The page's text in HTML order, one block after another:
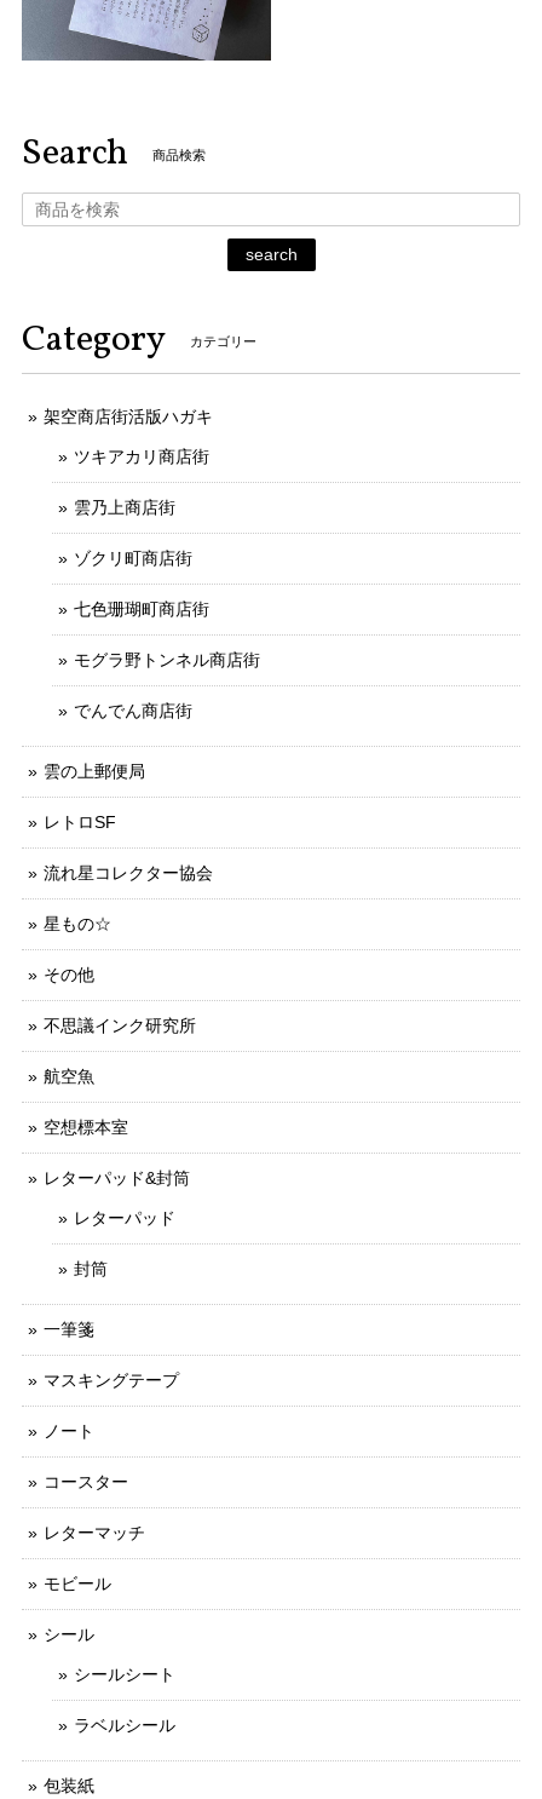
Search 商品検索
search
Category カテゴリー
架空商店街活版ハガキ
ツキアカリ商店街
雲乃上商店街
ゾクリ町商店街
七色珊瑚町商店街
モグラ野トンネル商店街
でんでん商店街
雲の上郵便局
レトロSF
流れ星コレクター協会
星もの☆
その他
不思議インク研究所
航空魚
空想標本室
レターパッド&封筒
レターパッド
封筒
一筆箋
マスキングテープ
ノート
コースター
レターマッチ
モビール
シール
シールシート
ラベルシール
包装紙